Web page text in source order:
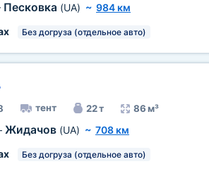
Песковка (UA) ~ 984 км
Без догруза (отдельное авто)
тент 22 т 86 м³
Жидачов (UA) ~ 708 км
Без догруза (отдельное авто)